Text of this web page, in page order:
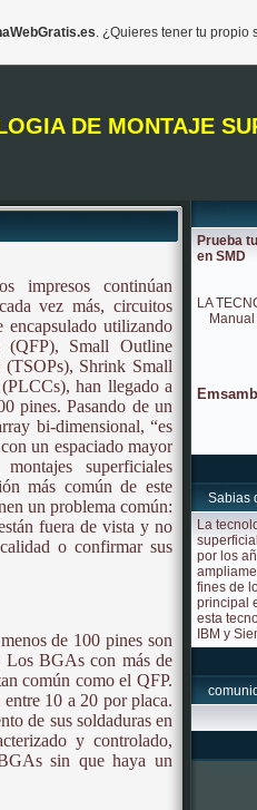
DE MONTAJE
impresos continúan
vez más, circuitos
encapsulado utilizando
(QFP), Small Outline
Shrink Small
han llegado a
pines. Pasando de un
bi-dimensional, “es
un espaciado mayor
superficiales
más común de este
un problema común:
fuera de vista y no
o confirmar sus
de 100 pines son
Los BGAs con más de
común como el QFP.
10 a 20 por placa.
de sus soldaduras en
y controlado,
sin que haya un
Prueba
en SMD
LA
Sabias
La
por los
fines de
principal
esta
IBM y
. ¿Quieres tener tu propio